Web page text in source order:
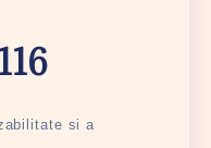
si a